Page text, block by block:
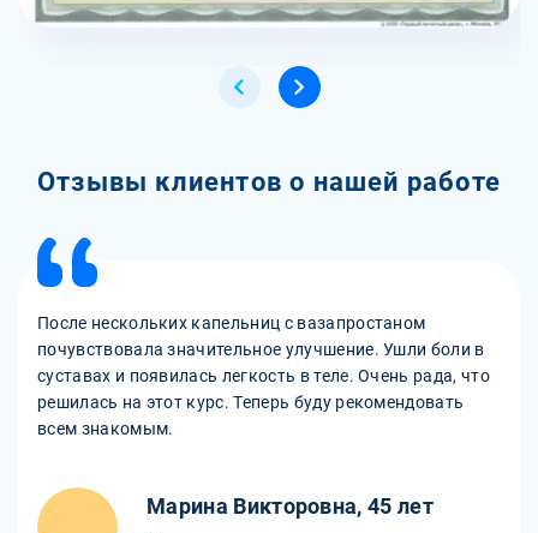
Отзывы клиентов о нашей работе
После нескольких капельниц с вазапростаном
почувствовала значительное улучшение. Ушли боли в
суставах и появилась легкость в теле. Очень рада, что
решилась на этот курс. Теперь буду рекомендовать
всем знакомым.
Марина Викторовна, 45 лет